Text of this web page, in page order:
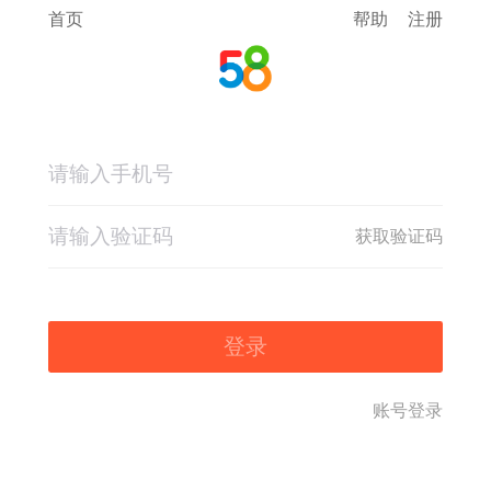
首页 帮助 注册
获取验证码
登录
账号登录